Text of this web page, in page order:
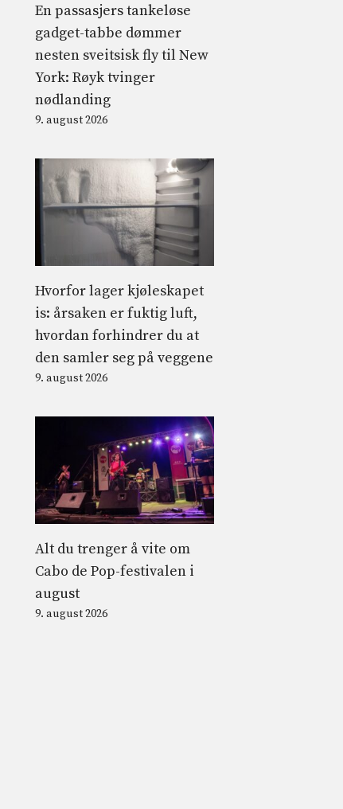
En passasjers tankeløse
gadget-tabbe dømmer
nesten sveitsisk fly til New
York: Røyk tvinger
nødlanding
9. august 2026
Hvorfor lager kjøleskapet
is: årsaken er fuktig luft,
hvordan forhindrer du at
den samler seg på veggene
9. august 2026
Alt du trenger å vite om
Cabo de Pop-festivalen i
august
9. august 2026